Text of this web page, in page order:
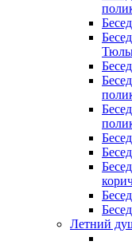
Летний